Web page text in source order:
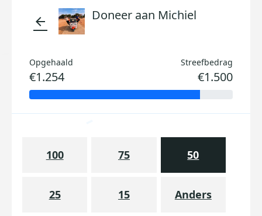
arrow_back Doneer aan Michiel
Opgehaald
€1.254
Streefbedrag
€1.500
100 75 50
25 15 Anders